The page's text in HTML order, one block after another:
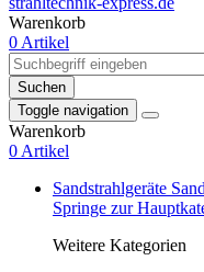
Warenkorb
0 Artikel
Suchen
Toggle navigation
Warenkorb
0 Artikel
Sandstrahlgeräte
Springe zur
Weitere Kategorien